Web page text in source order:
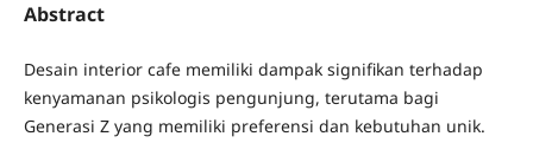
Abstract
Desain interior cafe memiliki dampak signifikan terhadap
kenyamanan psikologis pengunjung, terutama bagi
Generasi Z yang memiliki preferensi dan kebutuhan unik.